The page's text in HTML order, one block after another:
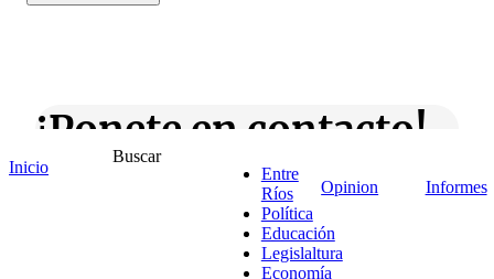
Inicio
Buscar
Entre
Ríos
Política
Educación
Legislaltura
Economía
Opinion Informes
¡Ponete en contacto!
Escribe aquí abajo lo que desees buscar
Buscar